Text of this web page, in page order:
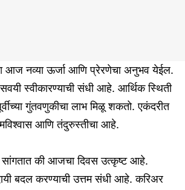
आज नव्या ऊर्जा आणि प्रेरणेचा अनुभव येईल.
स्वीकारण्याची संधी आहे. आर्थिक स्थिती
गुंतवणुकीचा लाभ मिळू शकतो. एकंदरीत
आणि तंदुरुस्तीचा आहे.
की आजचा दिवस उत्कृष्ट आहे.
बदल करण्याची उत्तम संधी आहे. करिअर